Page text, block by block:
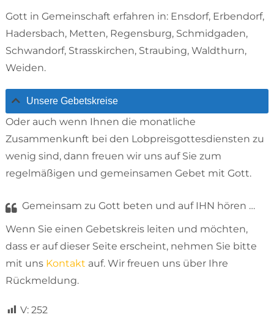
Gott in Gemeinschaft erfahren in: Ensdorf, Erbendorf,
Hadersbach, Metten, Regensburg, Schmidgaden,
Schwandorf, Strasskirchen, Straubing, Waldthurn,
Weiden.
Unsere Gebetskreise
Oder auch wenn Ihnen die monatliche
Zusammenkunft bei den Lobpreisgottesdiensten zu
wenig sind, dann freuen wir uns auf Sie zum
regelmäßigen und gemeinsamen Gebet mit Gott.
Gemeinsam zu Gott beten und auf IHN hören …
Wenn Sie einen Gebetskreis leiten und möchten,
dass er auf dieser Seite erscheint, nehmen Sie bitte
mit uns Kontakt auf. Wir freuen uns über Ihre
Rückmeldung.
V: 252